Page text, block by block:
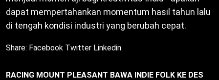
dapat mempertahankan momentum hasil tahun lalu
di tengah kondisi industri yang berubah cepat.
Share: Facebook Twitter Linkedin
RACING MOUNT PLEASANT BAWA INDIE FOLK KE DES